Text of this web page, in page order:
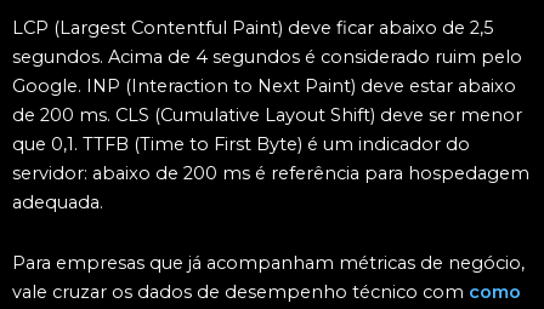
LCP (Largest Contentful Paint) deve ficar abaixo de 2,5
segundos. Acima de 4 segundos é considerado ruim pelo
Google. INP (Interaction to Next Paint) deve estar abaixo
de 200 ms. CLS (Cumulative Layout Shift) deve ser menor
que 0,1. TTFB (Time to First Byte) é um indicador do
servidor: abaixo de 200 ms é referência para hospedagem
adequada.
Para empresas que já acompanham métricas de negócio,
vale cruzar os dados de desempenho técnico com como